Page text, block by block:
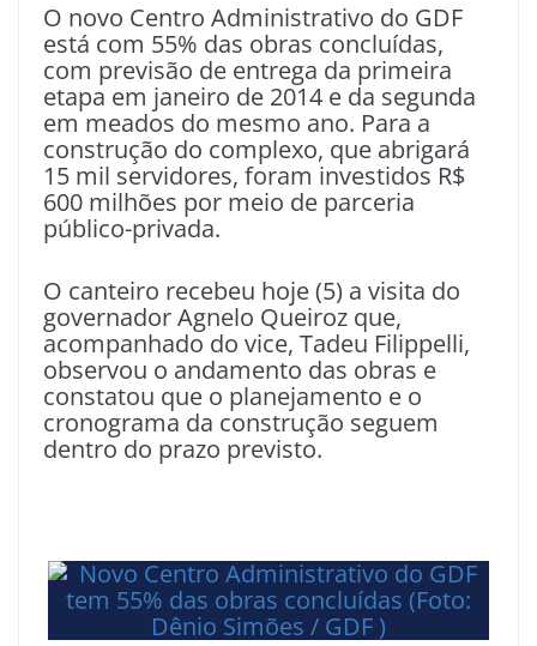
O novo Centro Administrativo do GDF
está com 55% das obras concluídas,
com previsão de entrega da primeira
etapa em janeiro de 2014 e da segunda
em meados do mesmo ano. Para a
construção do complexo, que abrigará
15 mil servidores, foram investidos R$
600 milhões por meio de parceria
público-privada.
O canteiro recebeu hoje (5) a visita do
governador Agnelo Queiroz que,
acompanhado do vice, Tadeu Filippelli,
observou o andamento das obras e
constatou que o planejamento e o
cronograma da construção seguem
dentro do prazo previsto.